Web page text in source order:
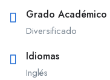
Grado Académico
Diversificado
Idiomas
Inglés